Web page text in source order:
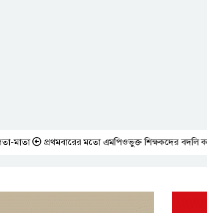
প্রথমবারের মতো এমপিওভুক্ত শিক্ষকদের বদলি কার্যক্রম চালু